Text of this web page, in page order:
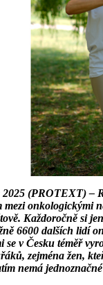
2025 (PROTEXT) –
mezi onkologickými
Každoročně si
6600 dalších lidí
se v Česku téměř
zejména žen,
nemá